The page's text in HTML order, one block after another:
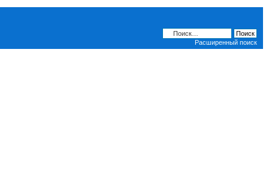
Расширенный поиск